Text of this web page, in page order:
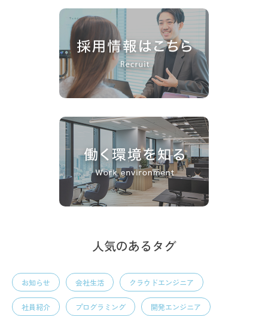
人気のあるタグ
お知らせ 会社生活 クラウドエンジニア
社員紹介 プログラミング 開発エンジニア